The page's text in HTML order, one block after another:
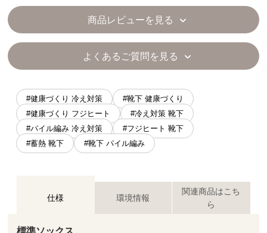
商品レビューを見る
よくあるご質問を見る
#健康づくり 冷え対策
#靴下 健康づくり
#健康づくり フジヒート
#冷え対策 靴下
#パイル編み 冷え対策
#フジヒート 靴下
#蓄熱 靴下
#靴下 パイル編み
仕様 環境情報
関連商品はこち
ら